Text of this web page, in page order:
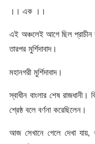
।। এক ।।
এই অঞ্চলেই আগে ছিল প্রাচীন
তারপর মুর্শিদাবাদ।
মহানগরী মুর্শিদাবাদ।
স্বাধীন বাংলার শেষ রাজধানী।
শ্রেষ্ঠ বলে বর্ণনা করেছিলেন।
আজ সেখানে গেলে দেখা যায়,